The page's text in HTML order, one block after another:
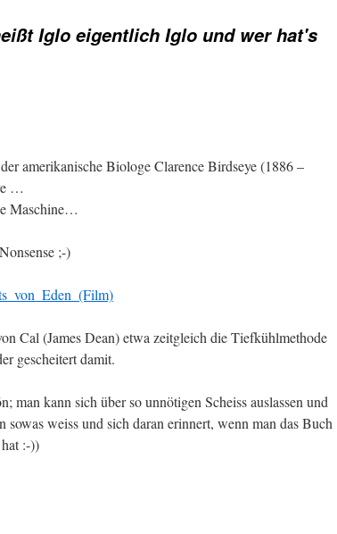
Iglo eigentlich Iglo und wer hat's
amerikanische Biologe Clarence Birdseye (1886 –
…
Maschine…
;-)
Cal (James Dean) etwa zeitgleich die Tiefkühlmethode
gescheitert damit.
man kann sich über so unnötigen Scheiss auslassen und
sowas weiss und sich daran erinnert, wenn man das Buch
:-))